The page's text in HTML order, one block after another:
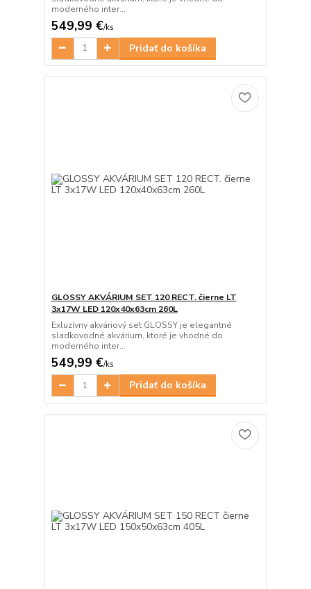
moderného inter...
549,99 €/ks
Pridať do košíka
GLOSSY AKVÁRIUM SET 120 RECT. čierne LT
3x17W LED 120x40x63cm 260L
Exluzívny akváriový set GLOSSY je elegantné
sladkovodné akvárium, ktoré je vhodné do
moderného inter...
549,99 €/ks
Pridať do košíka